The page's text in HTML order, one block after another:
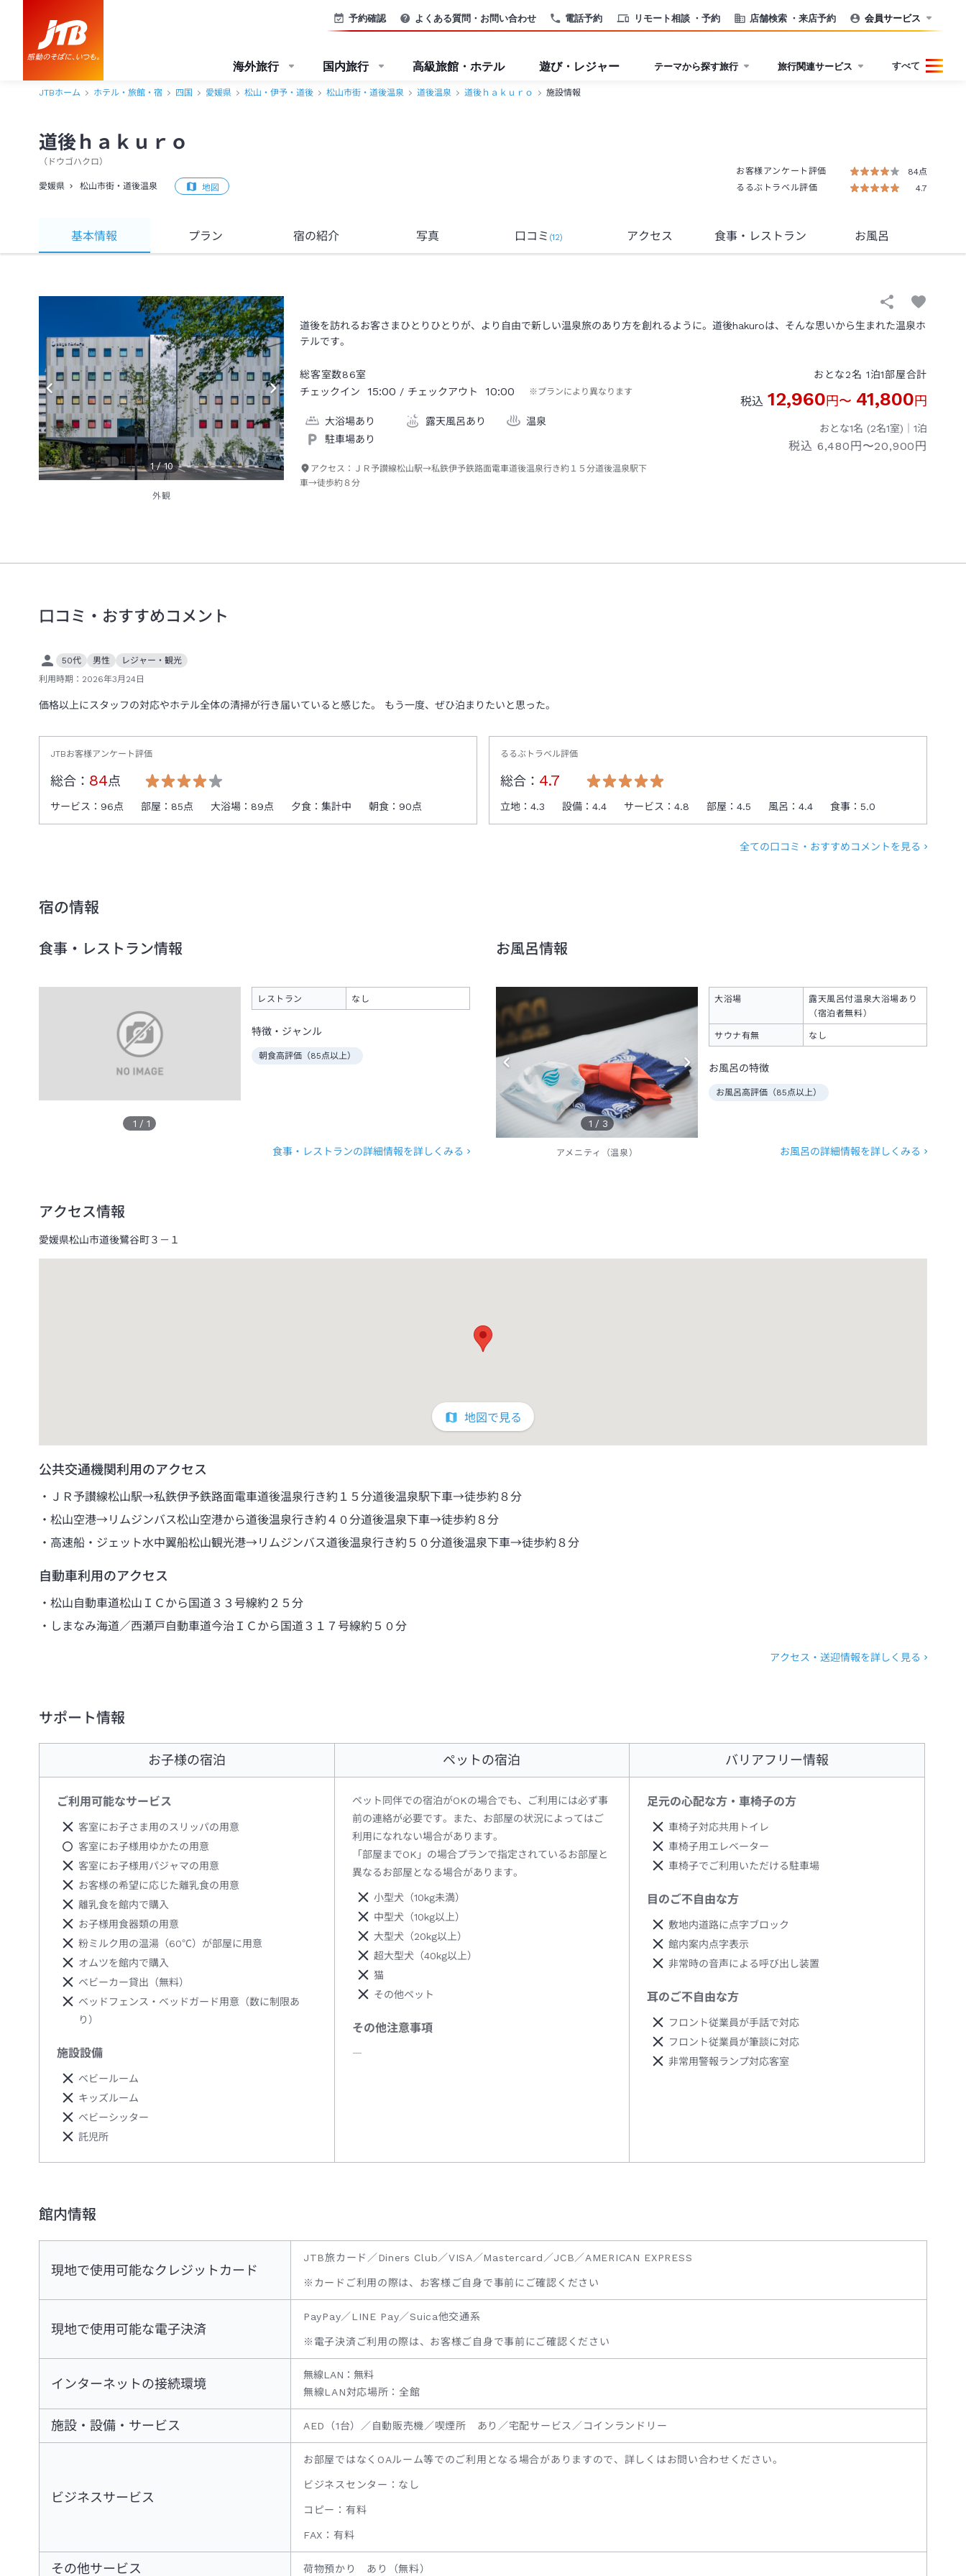
電話予約 リモート相談 ・予約 店舗検索 ・来店予約
予約確認 よくある質問・お問い合わせ 会員サービス
海外旅行 国内旅行 高級旅館・ホテル 遊び・レジャー テーマから探す旅行 旅行関連サービス すべて
JTBホーム ホテル・旅館・宿 四国 愛媛県 松山・伊予・道後 松山市街・道後温泉 道後温泉 道後ｈａｋｕｒｏ 施設情報
道後ｈａｋｕｒｏ
（ ドウゴハクロ）
愛媛県 松山市街・道後温泉 地図
お客様アンケート評価
84点
るるぶトラベル評価
4.7
基本情報 プラン 宿の紹介 写真 口コミ (12) アクセス 食事 ・レストラン お風呂
1 /10
外観
道後を訪れるお客さまひとりひとりが、より自由で新しい温泉旅のあり方を創れるように。道後hakuroは、そんな思いから生まれた温泉ホ
テルです。
総客室数86室
チェックイン
15:00 / チェックアウト 10:00 ※プランにより異なります
大浴場あり 露天風呂あり
温泉
駐車場あり
アクセス： ＪＲ予讃線松山駅→私鉄伊予鉄路面電車道後温泉行き約１５分道後温泉駅下
車→徒歩約８分
おとな2名 1泊1部屋合計
税込 12,960円〜 41,800円
おとな1名 (2名1室)｜ 1泊
税込 6,480円〜20,900円
口コミ・おすすめコメント
50代 男性
レジャー・観光
利用時期： 2026年3月24日
価格以上にスタッフの対応やホテル全体の清掃が行き届いていると感じた。 もう一度、ぜひ泊まりたいと思った。
JTBお客様アンケート評価
総合： 84点
サービス： 96点 部屋： 85点 大浴場： 89点 夕食： 集計中 朝食： 90点
るるぶトラベル評価
総合： 4.7
立地：4.3 設備：4.4 サービス：4.8 部屋：4.5 風呂：4.4 食事：5.0
全ての口コミ・おすすめコメントを見る
宿の情報
食事・レストラン情報
1 /1
レストラン なし
特徴・ジャンル
朝食高評価（85点以上）
食事・レストランの詳細情報を詳しくみる
お風呂情報
1 / 3
アメニティ（温泉）
大浴場
露天風呂付温泉大浴場あり
（宿泊者無料）
サウナ有無 なし
お風呂の特徴
お風呂高評価（85点以上）
お風呂の詳細情報を詳しくみる
アクセス情報
愛媛県松山市道後鷺谷町３－１
地図で見る
公共交通機関利用のアクセス
ＪＲ予讃線松山駅→私鉄伊予鉄路面電車道後温泉行き約１５分道後温泉駅下車→徒歩約８分
松山空港→リムジンバス松山空港から道後温泉行き約４０分道後温泉下車→徒歩約８分
高速船・ジェット水中翼船松山観光港→リムジンバス道後温泉行き約５０分道後温泉下車→徒歩約８分
自動車利用のアクセス
松山自動車道松山ＩＣから国道３３号線約２５分
しまなみ海道／西瀬戸自動車道今治ＩＣから国道３１７号線約５０分
アクセス・送迎情報を詳しく見る
サポート情報
お子様の宿泊
ご利用可能なサービス
客室にお子さま用のスリッパの用意
客室にお子様用ゆかたの用意
客室にお子様用パジャマの用意
お客様の希望に応じた離乳食の用意
離乳食を館内で購入
お子様用食器類の用意
粉ミルク用の温湯（60℃）が部屋に用意
オムツを館内で購入
ベビーカー貸出（無料）
ベッドフェンス・ベッドガード用意（数に制限あ
り）
施設設備
ベビールーム
キッズルーム
ベビーシッター
託児所
ペットの宿泊
ペット同伴での宿泊がOKの場合でも、ご利用には必ず事
前の連絡が必要です。また、お部屋の状況によってはご
利用になれない場合があります。
「部屋までOK」の場合プランで指定されているお部屋と
異なるお部屋となる場合があります。
小型犬（10kg未満）
中型犬（10kg以上）
大型犬（20kg以上）
超大型犬（40kg以上）
猫
その他ペット
その他注意事項
―
バリアフリー情報
足元の心配な方・車椅子の方
車椅子対応共用トイレ
車椅子用エレベーター
車椅子でご利用いただける駐車場
目のご不自由な方
敷地内道路に点字ブロック
館内案内点字表示
非常時の音声による呼び出し装置
耳のご不自由な方
フロント従業員が手話で対応
フロント従業員が筆談に対応
非常用警報ランプ対応客室
館内情報
現地で使用可能なクレジットカード
JTB旅カード／Diners Club／VISA／Mastercard／JCB／AMERICAN EXPRESS
※カードご利用の際は、お客様ご自身で事前にご確認ください
現地で使用可能な電子決済
PayPay／LINE Pay／Suica他交通系
※電子決済ご利用の際は、お客様ご自身で事前にご確認ください
インターネットの接続環境
無線LAN：無料
無線LAN対応場所：全館
施設・設備・サービス AED（1台）／自動販売機／喫煙所 あり／宅配サービス／コインランドリー
ビジネスサービス
お部屋ではなくOAルーム等でのご利用となる場合がありますので、詳しくはお問い合わせください。
ビジネスセンター：なし
コピー：有料
FAX：有料
その他サービス 荷物預かり あり（無料）